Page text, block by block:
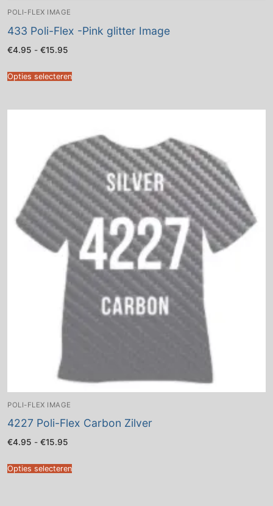
POLI-FLEX IMAGE
433 Poli-Flex -Pink glitter Image
€4.95 - €15.95
€15.95
Opties selecteren
POLI-FLEX IMAGE
4227 Poli-Flex Carbon Zilver
€4.95 - €15.95
€15.95
Opties selecteren